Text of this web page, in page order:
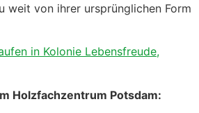
weit von ihrer ursprünglichen Form
in Kolonie Lebensfreude,
Holzfachzentrum Potsdam: